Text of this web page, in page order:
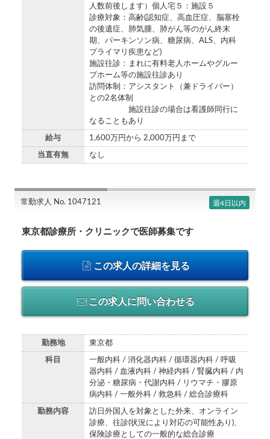
人数前後します）個人宅５：施設５
診療対象：高齢(認知症、高血圧症、脳塞栓
の後遺症、肺気腫、肺がん等のがん終末
期、パーキンソン病、糖尿病、ALS、内科
プライマリ疾患など)
施設往診：まれに有料老人ホームやグルー
プホーム等の施設往診あり
訪問体制：アシスタント（兼ドライバー）
との2名体制
施設往診の場合は看護師同行に
なることもあり
給与 1,600万円から 2,000万円まで
当直有無 なし
常勤求人 No. 1047121 週4日以内
東京都診療所・クリニックで医師募集です
この求人の詳細を見る
この求人に問い合わせる
勤務地 東京都
科目
一般内科 / 消化器内科 / 循環器内科 / 呼吸
器内科 / 血液内科 / 神経内科 / 腎臓内科 / 内
分泌・糖尿病・代謝内科 / リウマチ・膠原
病内科 / 一般外科 / 救急科 / 総合診療科
勤務内容
訪日外国人を対象とした外来、オンライン
診療、往診(状況により対応の可能性あり)、
保険診療としての一般的な総合診療